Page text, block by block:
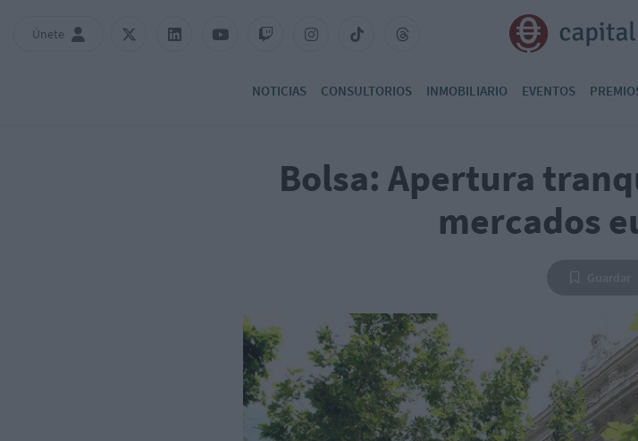
Únete
NOTICIAS CONSULTORIOS INMOBILIARIO EVENTOS
Bolsa: Apertura
mercados